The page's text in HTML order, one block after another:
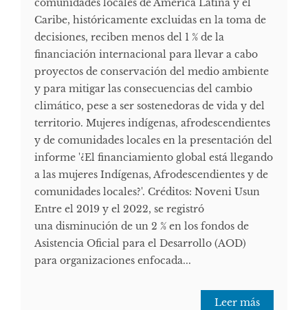
comunidades locales de América Latina y el
Caribe, históricamente excluidas en la toma de
decisiones, reciben menos del 1 % de la
financiación internacional para llevar a cabo
proyectos de conservación del medio ambiente
y para mitigar las consecuencias del cambio
climático, pese a ser sostenedoras de vida y del
territorio. Mujeres indígenas, afrodescendientes
y de comunidades locales en la presentación del
informe '¿El financiamiento global está llegando
a las mujeres Indígenas, Afrodescendientes y de
comunidades locales?'. Créditos: Noveni Usun
Entre el 2019 y el 2022, se registró
una disminución de un 2 % en los fondos de
Asistencia Oficial para el Desarrollo (AOD)
para organizaciones enfocada...
Leer más